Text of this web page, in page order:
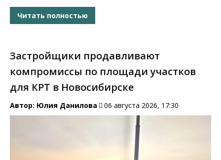
Читать полностью
Застройщики продавливают
компромиссы по площади участков
для КРТ в Новосибирске
Автор: Юлия Данилова 06 августа 2026, 17:30